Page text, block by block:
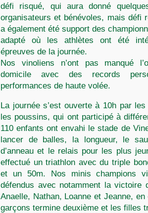
défi risqué, qui aura donné
organisateurs et bénévoles, mais défi
a également été support des
adapté où les athlètes ont été
épreuves de la journée.
Nos vinoliens n’ont pas manqué
domicile avec des records
performances de haute volée.
La journée s’est ouverte à 10h par
les poussins, qui ont participé à
110 enfants ont envahi le stade de
lancer de balles, la longueur, le
d’anneau et le relais pour les plus
effectué un triathlon avec du triple
et un 50m. Nos minis champions
défendus avec notamment la victoire
Anaelle, Nathan, Loanne et Jeanne, en
garçons termine deuxième et les filles